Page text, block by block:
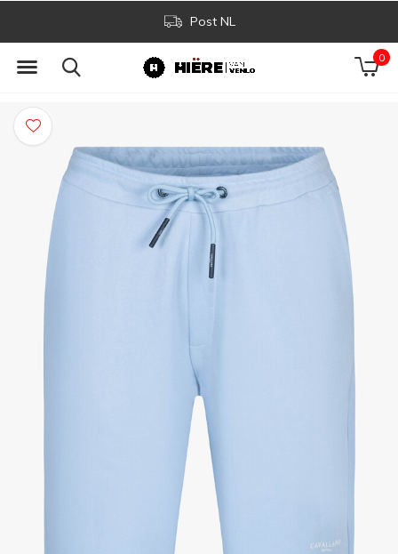
0
Post NL